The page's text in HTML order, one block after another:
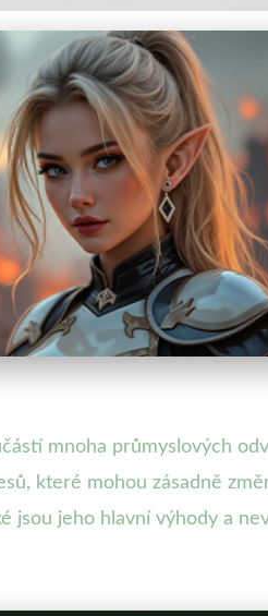
mnoha průmyslových
které mohou zásadně
jsou jeho hlavní výhody a